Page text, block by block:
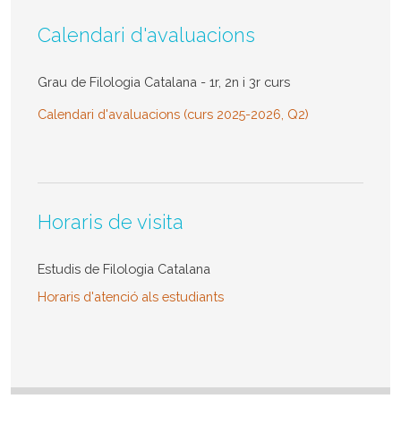
Calendari d'avaluacions
Grau de Filologia Catalana - 1r, 2n i 3r curs
Calendari d'avaluacions (curs 2025-2026, Q2)
Horaris de visita
Estudis de Filologia Catalana
Horaris d'atenció als estudiants